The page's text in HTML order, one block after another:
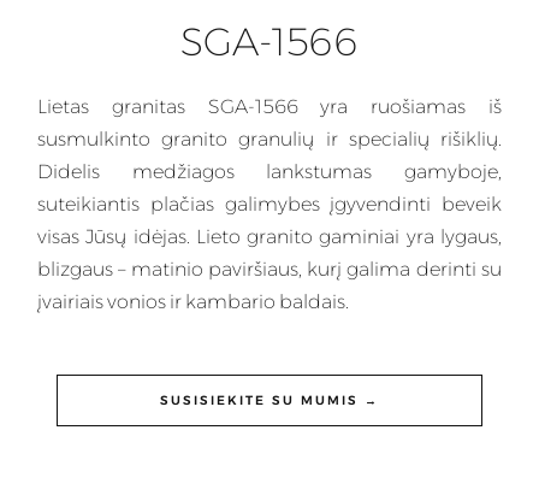
SGA-1566
Lietas granitasSGA-1566 yra ruošiamas iš
susmulkinto granito granulių ir specialių rišiklių.
Didelis medžiagos lankstumas gamyboje,
suteikiantis plačias galimybes įgyvendinti beveik
visas Jūsų idėjas. Lieto granito gaminiai yra lygaus,
blizgaus – matinio paviršiaus, kurį galima derinti su
įvairiais vonios ir kambario baldais.
SUSISIEKITE SU MUMIS →